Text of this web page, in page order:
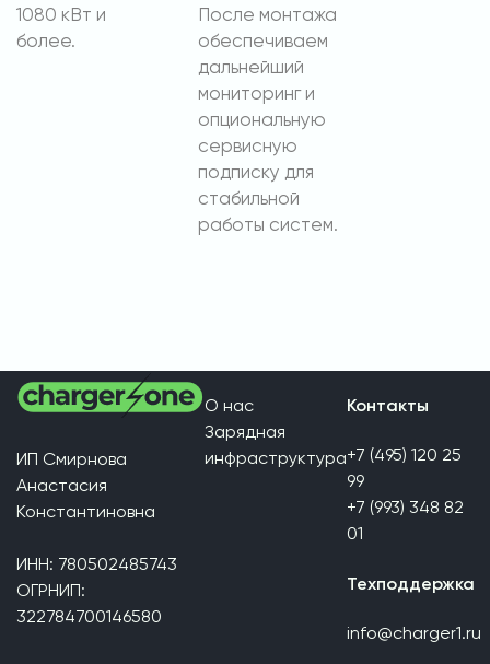
1080 кВт и
более.
После монтажа
обеспечиваем
дальнейший
мониторинг и
опциональную
сервисную
подписку для
стабильной
работы систем.
ИП Смирнова
Анастасия
Константиновна
ИНН: 780502485743
ОГРНИП:
322784700146580
О нас
Зарядная
инфраструктура
Контакты
+7 (495) 120 25
99
+7 (993) 348 82
01
Техподдержка
info@charger1.ru